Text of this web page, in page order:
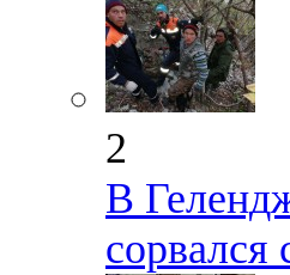
2
В
сорвался